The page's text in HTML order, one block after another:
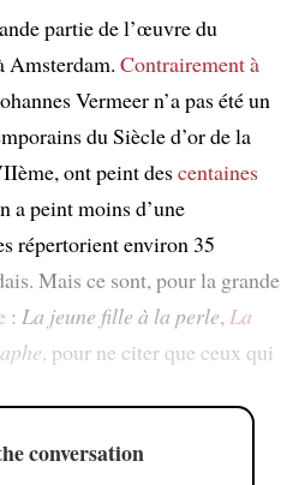
partie de l’œuvre du
Amsterdam. Contrairement à
Vermeer n’a pas été un
du Siècle d’or de la
ont peint descentaines
a peint moins d’une
répertorient environ 35
Mais ce sont, pour la grande
: La jeune fille à la perle,La
, pour ne citer que ceux qui
conversation